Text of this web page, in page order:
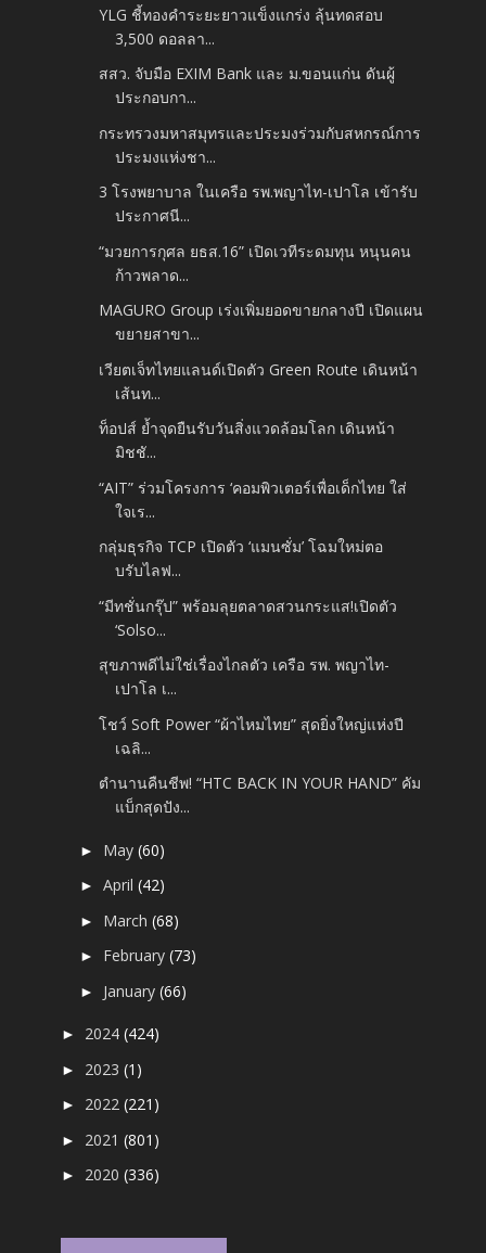
YLG ชี้ทองคำระยะยาวแข็งแกร่ง ลุ้นทดสอบ
3,500 ดอลลา...
สสว. จับมือ EXIM Bank และ ม.ขอนแก่น ดันผู้
ประกอบกา...
กระทรวงมหาสมุทรและประมงร่วมกับสหกรณ์การ
ประมงแห่งชา...
3 โรงพยาบาล ในเครือ รพ.พญาไท-เปาโล เข้ารับ
ประกาศนี...
“มวยการกุศล ยธส.16” เปิดเวทีระดมทุน หนุนคน
ก้าวพลาด...
MAGURO Group เร่งเพิ่มยอดขายกลางปี เปิดแผน
ขยายสาขา...
เวียตเจ็ทไทยแลนด์เปิดตัว Green Route เดินหน้า
เส้นท...
ท็อปส์ ย้ำจุดยืนรับวันสิ่งแวดล้อมโลก เดินหน้า
มิชชั...
“AIT” ร่วมโครงการ ‘คอมพิวเตอร์เพื่อเด็กไทย ใส่
ใจเร...
กลุ่มธุรกิจ TCP เปิดตัว ‘แมนซั่ม’ โฉมใหม่ตอ
บรับไลฟ...
“มีทชั่นกรุ๊ป” พร้อมลุยตลาดสวนกระแส!เปิดตัว
‘Solso...
สุขภาพดีไม่ใช่เรื่องไกลตัว เครือ รพ. พญาไท-
เปาโล เ...
โชว์ Soft Power “ผ้าไหมไทย” สุดยิ่งใหญ่แห่งปี
เฉลิ...
ตำนานคืนชีพ! “HTC BACK IN YOUR HAND” คัม
แบ็กสุดปัง...
► May(60)
►April(42)
► March(68)
► February(73)
► January(66)
► 2024(424)
► 2023(1)
► 2022(221)
► 2021(801)
► 2020(336)